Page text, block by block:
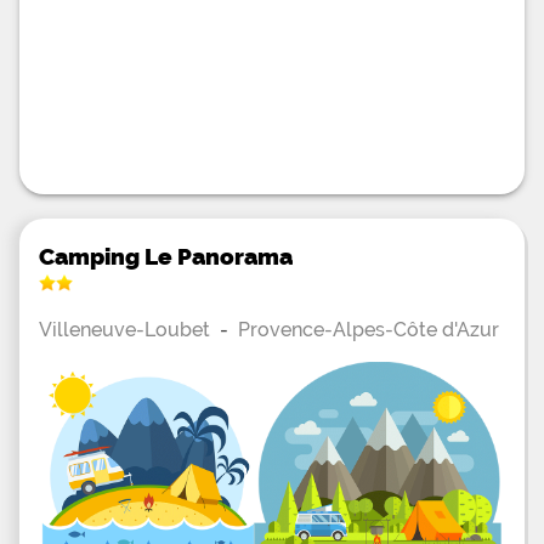
Camping Le Panorama
Villeneuve-Loubet - Provence-Alpes-Côte d'Azur